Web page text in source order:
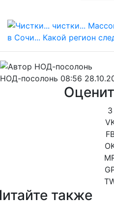
НОД-посолонь 08:56
3
также